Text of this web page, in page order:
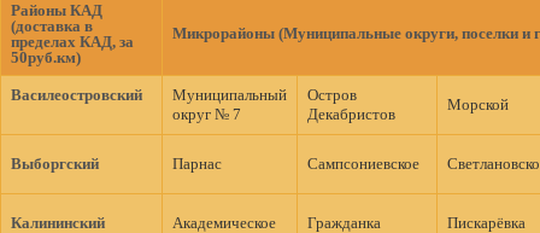
Районы КАД
(доставка в
пределах КАД, за
50руб.км)
Микрорайоны (Муниципальные округи, поселки и
Василеостровский
Муниципальный
округ № 7
Остров
Декабристов
Морской
Выборгский Парнас Сампсониевское
Калининский Академическое Гражданка Пискарёвка